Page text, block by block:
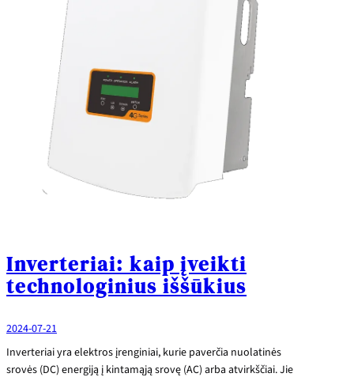
Inverteriai: kaip įveikti
technologinius iššūkius
2024-07-21
Inverteriai yra elektros įrenginiai, kurie paverčia nuolatinės
srovės (DC) energiją į kintamąją srovę (AC) arba atvirkščiai. Jie